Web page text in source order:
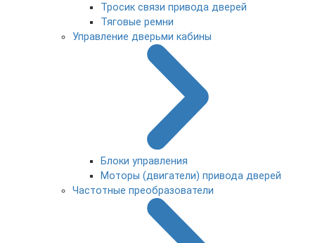
Тросик связи привода дверей
Тяговые ремни
Управление дверьми кабины
Блоки управления
Моторы (двигатели) привода дверей
Частотные преобразователи